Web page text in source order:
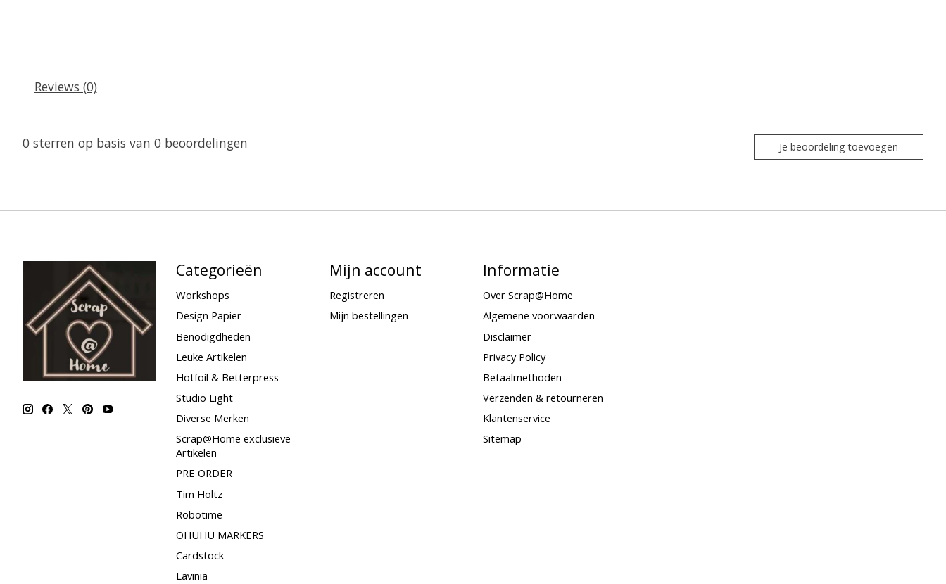
Reviews (0)
0 sterren op basis van 0 beoordelingen Je beoordeling toevoegen
Categorieën
Workshops
Design Papier
Benodigdheden
Leuke Artikelen
Hotfoil & Betterpress
Studio Light
Diverse Merken
Scrap@Home exclusieve
Artikelen
PRE ORDER
Tim Holtz
Robotime
OHUHU MARKERS
Cardstock
Lavinia
Mijn account
Registreren
Mijn bestellingen
Informatie
Over Scrap@Home
Algemene voorwaarden
Disclaimer
Privacy Policy
Betaalmethoden
Verzenden & retourneren
Klantenservice
Sitemap